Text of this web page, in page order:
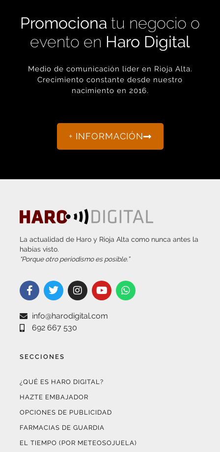
Promociona tu negocio o
evento en Haro Digital
Medio de comunicación líder en Rioja Alta.
Crecimiento constante desde nuestro
nacimiento en 2016.
+ INFORMACIÓN
La actualidad de Haro y Rioja Alta como nunca antes la
habías visto.
“Porque otro periodismo es posible.”
info@harodigital.com
692 667 530
SECCIONES
¿QUÉ ES HARO DIGITAL?
HAZTE EMBAJADOR
OPCIONES DE PUBLICIDAD
FARMACIAS DE GUARDIA
EL TIEMPO (POR METEOSOJUELA)